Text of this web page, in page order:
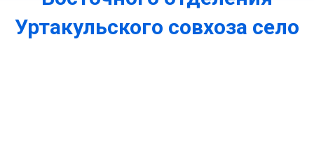
Уртакульского совхоза село